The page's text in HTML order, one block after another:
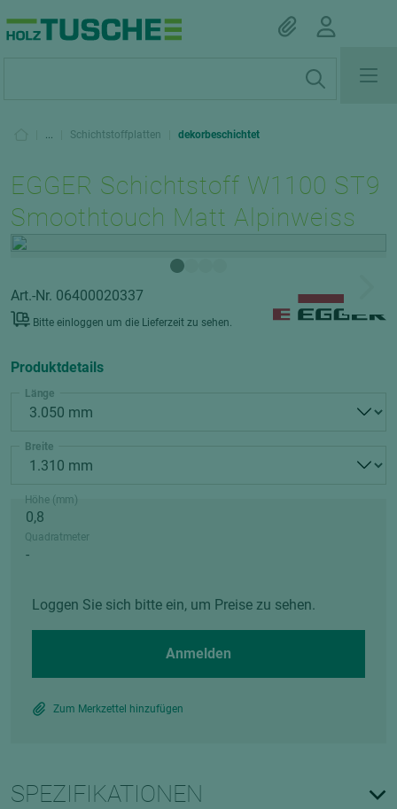
... Schichtstoffplatten dekorbeschichtet
EGGER Schichtstoff W1100 ST9
Smoothtouch Matt Alpinweiss
Art.-Nr. 06400020337
Bitte einloggen um die Lieferzeit zu sehen.
Produktdetails
Länge
Breite
Höhe (mm)
Quadratmeter
Loggen Sie sich bitte ein, um Preise zu sehen.
Anmelden
Zum Merkzettel hinzufügen
SPEZIFIKATIONEN